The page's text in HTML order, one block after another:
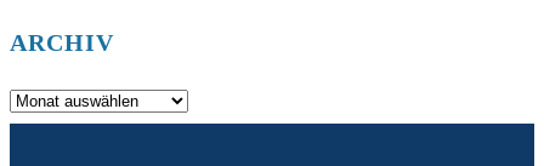
ARCHIV
Archiv